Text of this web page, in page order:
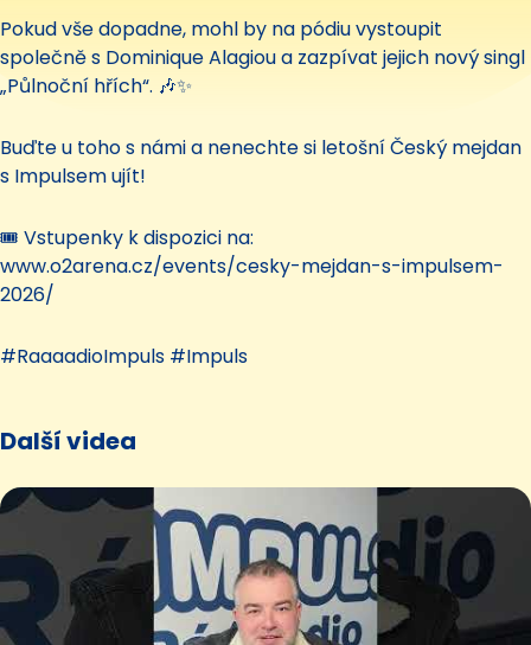
Pokud vše dopadne, mohl by na pódiu vystoupit
společně s Dominique Alagiou a zazpívat jejich nový singl
„Půlnoční hřích“. 🎶✨
Buďte u toho s námi a nenechte si letošní Český mejdan
s Impulsem ujít!
🎟️ Vstupenky k dispozici na:
www.o2arena.cz/events/cesky-mejdan-s-impulsem-
2026/
#RaaaadioImpuls #Impuls
Další videa